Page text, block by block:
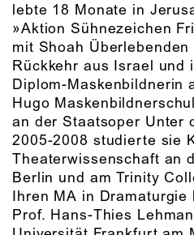
lebte 18 Monate in
»Aktion Sühnezeichen
mit Shoah
Rückkehr aus Israel und
Diplom-Maskenbildnerin
Hugo
an der Staatsoper Unter
2005-2008 studierte sie
Theaterwissenschaft an
Berlin und am Trinity
Ihren MA in Dramaturgie
Prof. Hans-Thies